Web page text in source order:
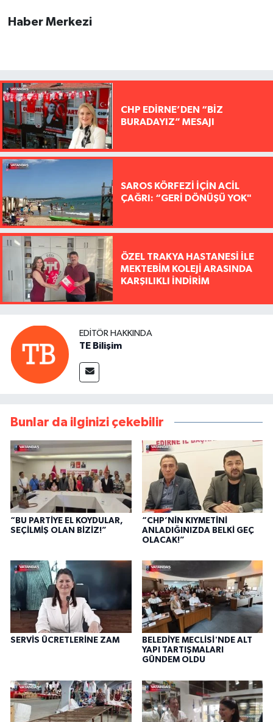
Haber Merkezi
CHP EDİRNE’DEN “BİZ
BURADAYIZ” MESAJI
SAROS KÖRFEZİ İÇİN ACİL
ÇAĞRI: “GERİ DÖNÜŞÜ YOK"
ÖZEL TRAKYA HASTANESİ İLE
MEKTEBİM KOLEJİ ARASINDA
KARŞILIKLI İNDİRİM
EDITÖR HAKKINDA
TE Bilişim
Bunlar da ilginizi çekebilir
“BU PARTİYE EL KOYDULAR,
SEÇİLMİŞ OLAN BİZİZ!”
“CHP’NİN KIYMETİNİ
ANLADIĞINIZDA BELKİ GEÇ
OLACAK!”
SERVİS ÜCRETLERİNE ZAM
BELEDİYE MECLİSİ'NDE ALT
YAPI TARTIŞMALARI
GÜNDEM OLDU